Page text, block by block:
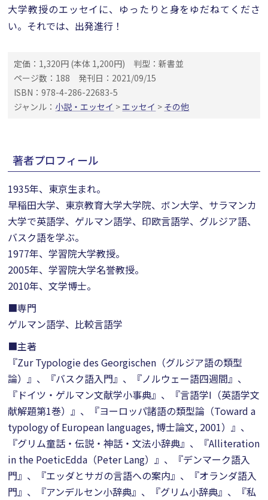
大学教授のエッセイに、ゆったりと身をゆだねてくださ
い。それでは、出発進行！
定価：1,320円 (本体 1,200円)
判型：新書並
ページ数：188
発刊日：2021/09/15
ISBN：978-4-286-22683-5
ジャンル： 小説・エッセイ >エッセイ > その他
著者プロフィール
1935年、東京生まれ。
早稲田大学、東京教育大学大学院、ボン大学、サラマンカ
大学で英語学、ゲルマン語学、印欧言語学、グルジア語、
バスク語を学ぶ。
1977年、学習院大学教授。
2005年、学習院大学名誉教授。
2010年、文学博士。
■専門
ゲルマン語学、比較言語学
■主著
『Zur Typologie des Georgischen（グルジア語の類型
論）』、『バスク語入門』、『ノルウェー語四週間』、
『ドイツ・ゲルマン文献学小事典』、『言語学I（英語学文
献解題第1巻）』、『ヨーロッパ諸語の類型論（Toward a
typology of European languages, 博士論文, 2001）』、
『グリム童話・伝説・神話・文法小辞典』、『Alliteration
in the PoeticEdda（Peter Lang）』、『デンマーク語入
門』、『エッダとサガの言語への案内』、『オランダ語入
門』、『アンデルセン小辞典』、『グリム小辞典』、『私